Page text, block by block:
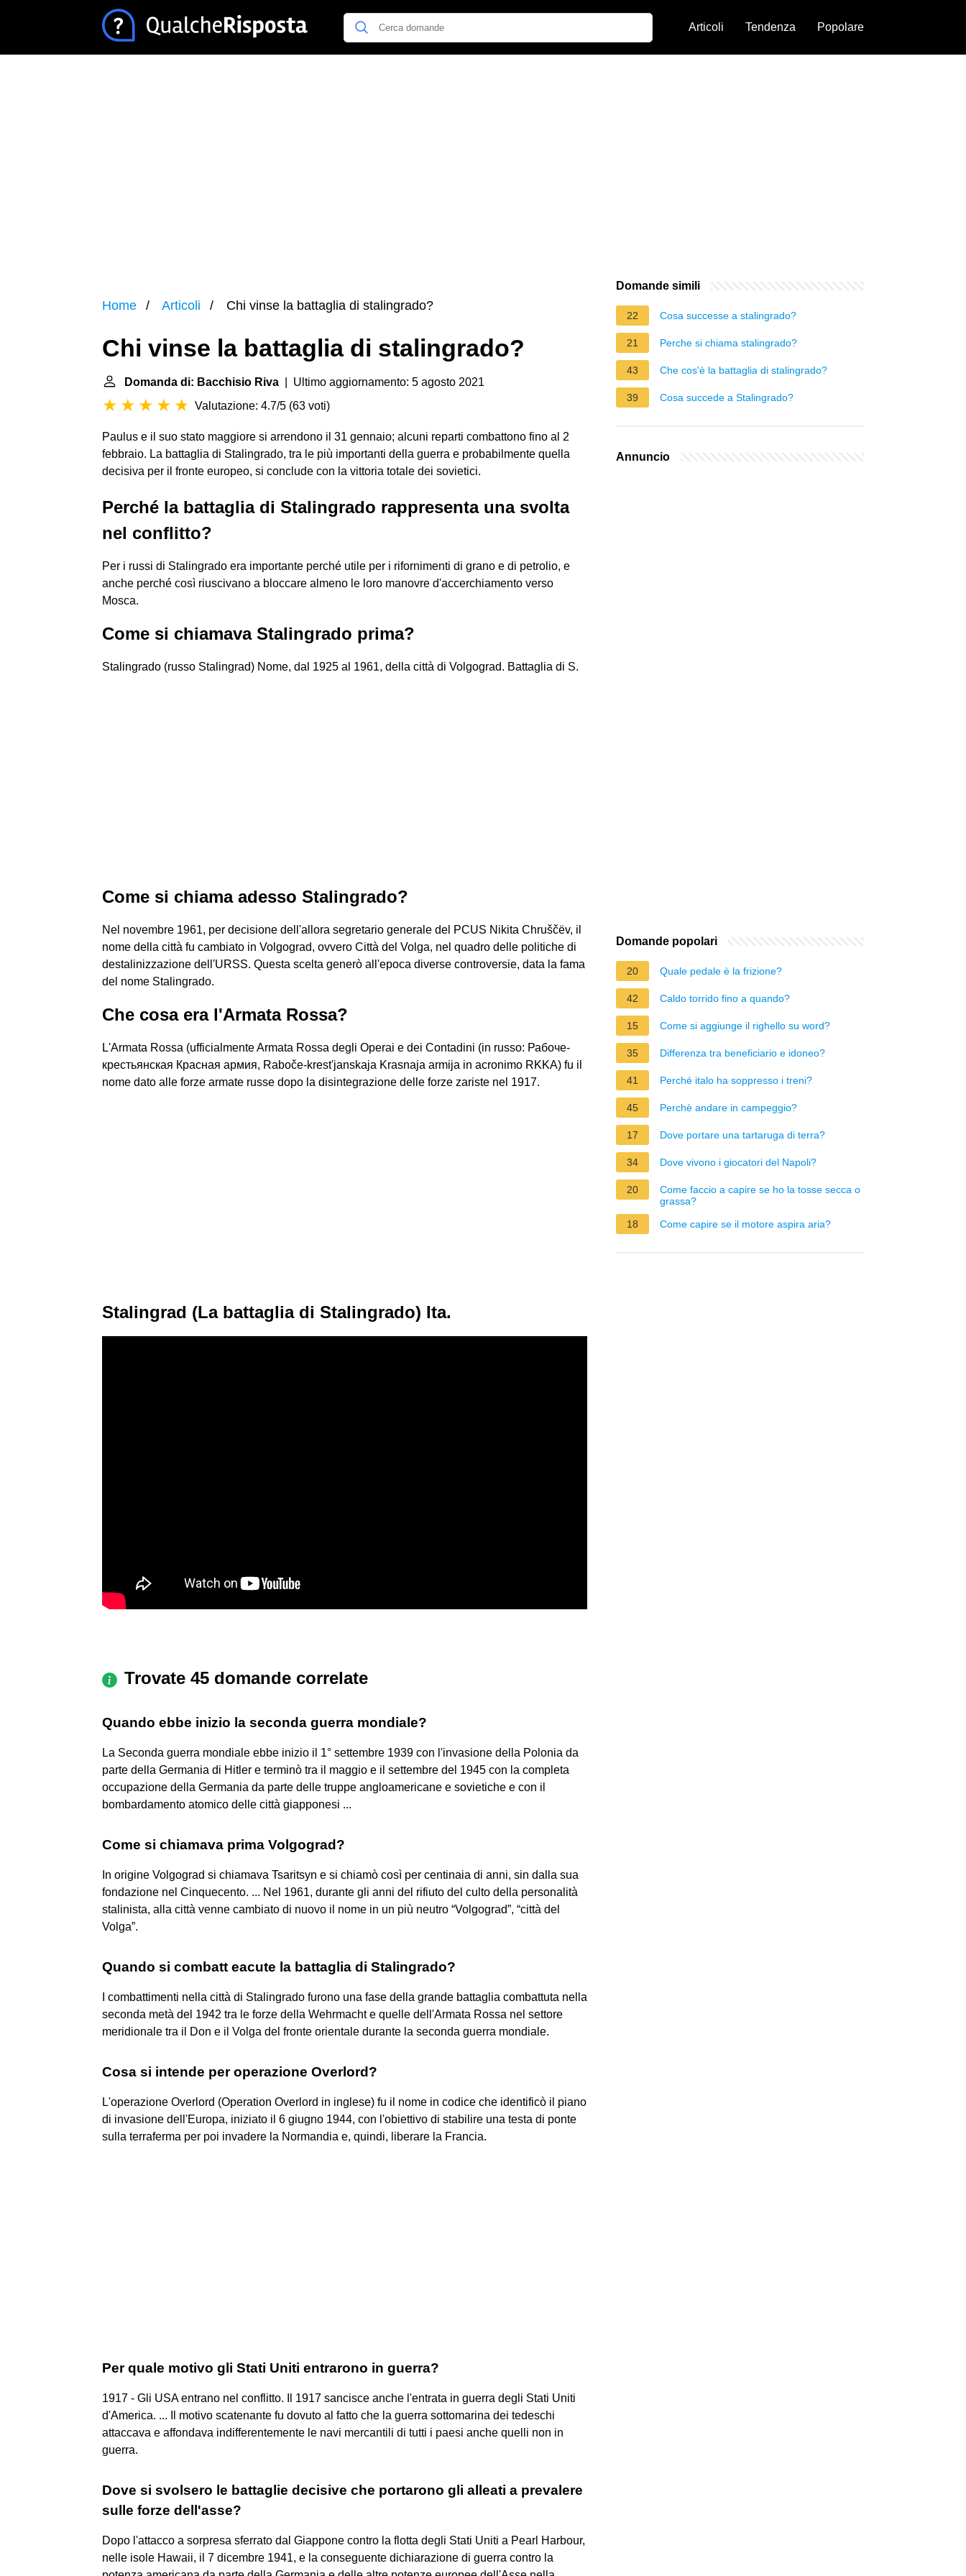
Articoli Tendenza Popolare
Home Articoli Chi vinse la battaglia di stalingrado?
Chi vinse la battaglia di stalingrado?
Domanda di: Bacchisio Riva | Ultimo aggiornamento: 5 agosto 2021
Valutazione: 4.7/5 (63 voti)
Paulus e il suo stato maggiore si arrendono il 31 gennaio; alcuni reparti combattono fino al 2
febbraio. La battaglia di Stalingrado, tra le più importanti della guerra e probabilmente quella
decisiva per il fronte europeo, si conclude con la vittoria totale dei sovietici.
Perché la battaglia di Stalingrado rappresenta una svolta
nel conflitto?
Per i russi di Stalingrado era importante perché utile per i rifornimenti di grano e di petrolio, e
anche perché così riuscivano a bloccare almeno le loro manovre d'accerchiamento verso
Mosca.
Come si chiamava Stalingrado prima?
Stalingrado (russo Stalingrad) Nome, dal 1925 al 1961, della città di Volgograd. Battaglia di S.
Come si chiama adesso Stalingrado?
Nel novembre 1961, per decisione dell'allora segretario generale del PCUS Nikita Chruščёv, il
nome della città fu cambiato in Volgograd, ovvero Città del Volga, nel quadro delle politiche di
destalinizzazione dell'URSS. Questa scelta generò all'epoca diverse controversie, data la fama
del nome Stalingrado.
Che cosa era l'Armata Rossa?
L'Armata Rossa (ufficialmente Armata Rossa degli Operai e dei Contadini (in russo: Рабоче-
крестьянская Красная армия, Raboče-krest'janskaja Krasnaja armija in acronimo RKKA) fu il
nome dato alle forze armate russe dopo la disintegrazione delle forze zariste nel 1917.
Stalingrad (La battaglia di Stalingrado) Ita.
Trovate 45 domande correlate
Quando ebbe inizio la seconda guerra mondiale?
La Seconda guerra mondiale ebbe inizio il 1° settembre 1939 con l'invasione della Polonia da
parte della Germania di Hitler e terminò tra il maggio e il settembre del 1945 con la completa
occupazione della Germania da parte delle truppe angloamericane e sovietiche e con il
bombardamento atomico delle città giapponesi ...
Come si chiamava prima Volgograd?
In origine Volgograd si chiamava Tsaritsyn e si chiamò così per centinaia di anni, sin dalla sua
fondazione nel Cinquecento. ... Nel 1961, durante gli anni del rifiuto del culto della personalità
stalinista, alla città venne cambiato di nuovo il nome in un più neutro “Volgograd”, “città del
Volga”.
Quando si combatt eacute la battaglia di Stalingrado?
I combattimenti nella città di Stalingrado furono una fase della grande battaglia combattuta nella
seconda metà del 1942 tra le forze della Wehrmacht e quelle dell'Armata Rossa nel settore
meridionale tra il Don e il Volga del fronte orientale durante la seconda guerra mondiale.
Cosa si intende per operazione Overlord?
L'operazione Overlord (Operation Overlord in inglese) fu il nome in codice che identificò il piano
di invasione dell'Europa, iniziato il 6 giugno 1944, con l'obiettivo di stabilire una testa di ponte
sulla terraferma per poi invadere la Normandia e, quindi, liberare la Francia.
Per quale motivo gli Stati Uniti entrarono in guerra?
1917 - Gli USA entrano nel conflitto. Il 1917 sancisce anche l'entrata in guerra degli Stati Uniti
d'America. ... Il motivo scatenante fu dovuto al fatto che la guerra sottomarina dei tedeschi
attaccava e affondava indifferentemente le navi mercantili di tutti i paesi anche quelli non in
guerra.
Dove si svolsero le battaglie decisive che portarono gli alleati a prevalere
sulle forze dell'asse?
Dopo l'attacco a sorpresa sferrato dal Giappone contro la flotta degli Stati Uniti a Pearl Harbour,
nelle isole Hawaii, il 7 dicembre 1941, e la conseguente dichiarazione di guerra contro la
Domande simili
22 Cosa successe a stalingrado?
21 Perche si chiama stalingrado?
43 Che cos'è la battaglia di stalingrado?
39 Cosa succede a Stalingrado?
Annuncio
Domande popolari
20 Quale pedale è la frizione?
42 Caldo torrido fino a quando?
15 Come si aggiunge il righello su word?
35 Differenza tra beneficiario e idoneo?
41 Perché italo ha soppresso i treni?
45 Perchè andare in campeggio?
17 Dove portare una tartaruga di terra?
34 Dove vivono i giocatori del Napoli?
20
Come faccio a capire se ho la tosse secca o
grassa?
18
Come capire se il motore aspira aria?